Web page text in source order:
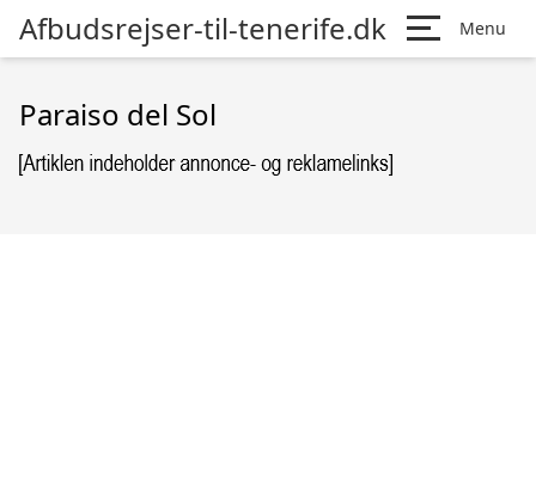
Afbudsrejser-til-tenerife.dk Menu
Paraiso del Sol